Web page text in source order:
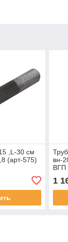
,L-30 см
(арт-575)
вн-
ВГП
1